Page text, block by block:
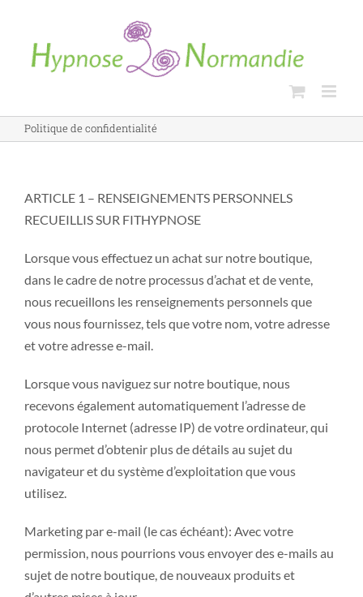
content
Politique de confidentialité
ARTICLE 1 – RENSEIGNEMENTS PERSONNELS
RECUEILLIS SUR FITHYPNOSE
Lorsque vous effectuez un achat sur notre boutique,
dans le cadre de notre processus d’achat et de vente,
nous recueillons les renseignements personnels que
vous nous fournissez, tels que votre nom, votre adresse
et votre adresse e-mail.
Lorsque vous naviguez sur notre boutique, nous
recevons également automatiquement l’adresse de
protocole Internet (adresse IP) de votre ordinateur, qui
nous permet d’obtenir plus de détails au sujet du
navigateur et du système d’exploitation que vous
utilisez.
Marketing par e-mail (le cas échéant): Avec votre
permission, nous pourrions vous envoyer des e-mails au
sujet de notre boutique, de nouveaux produits et